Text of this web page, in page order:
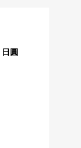
日圓